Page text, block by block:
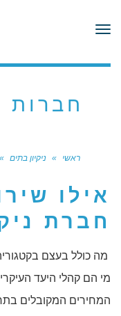
תפריט
חברות
ראשי » ניקיון בתים »
אילו
חברת
מה כולל בעצם
מי הם קהלי היעד
המחירים המקובלים